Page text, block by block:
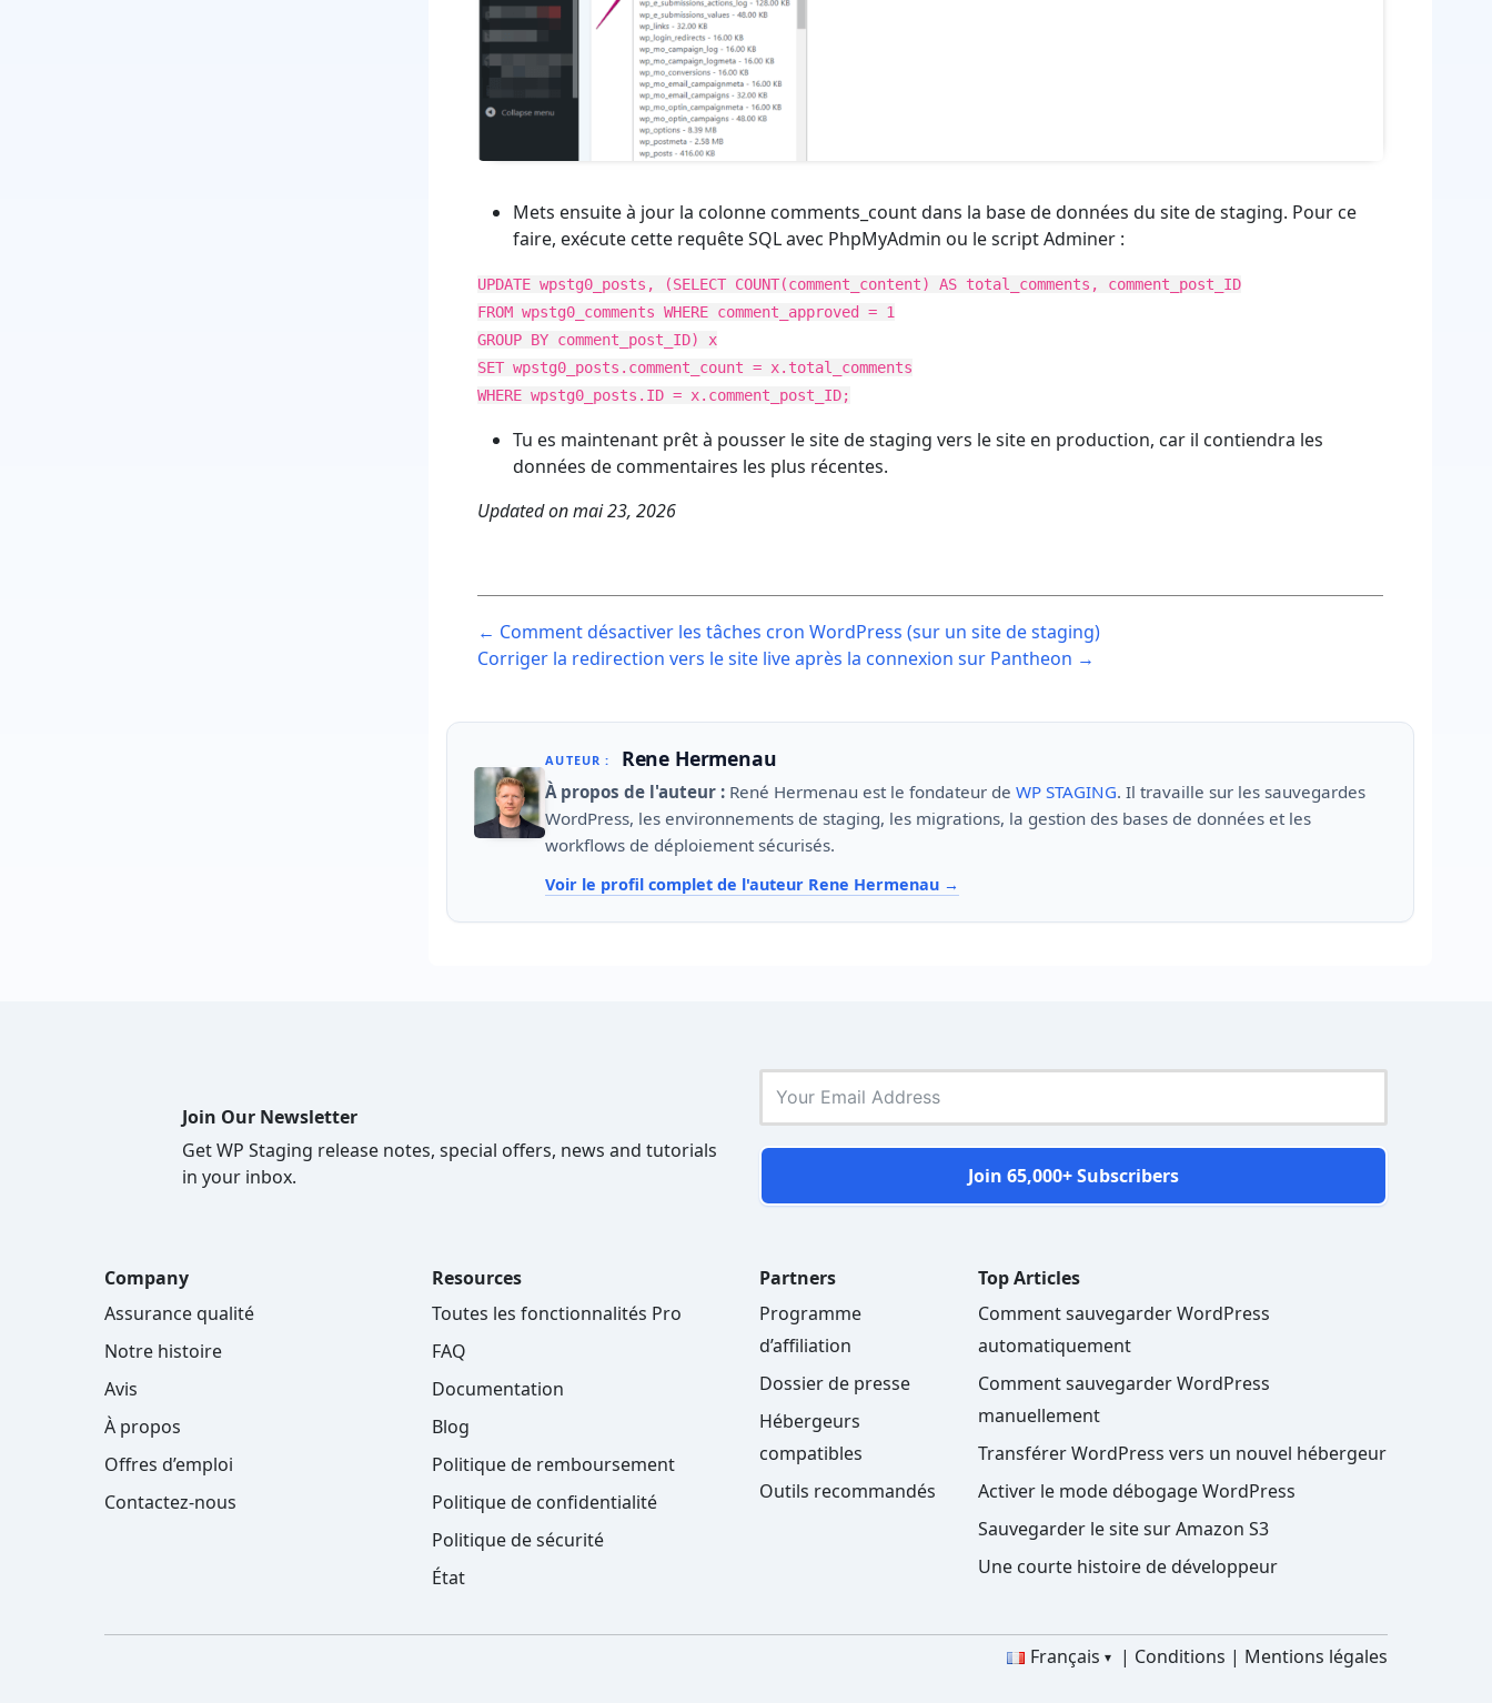
Mets ensuite à jour la colonne comments_count dans la base de données du site de staging. Pour ce
faire, exécute cette requête SQL avec PhpMyAdmin ou le script Adminer :
UPDATE wpstg0_posts, (SELECT COUNT(comment_content) AS total_comments, comment_post_ID
FROM wpstg0_comments WHERE comment_approved = 1
GROUP BY comment_post_ID) x
SET wpstg0_posts.comment_count = x.total_comments
WHERE wpstg0_posts.ID = x.comment_post_ID;
Tu es maintenant prêt à pousser le site de staging vers le site en production, car il contiendra les
données de commentaires les plus récentes.
Updated onmai 23, 2026
Post
navigation
← Comment désactiver les tâches cron WordPress (sur un site de staging)
Corriger la redirection vers le site live après la connexion sur Pantheon →
AUTEUR : Rene Hermenau
À propos de l'auteur : René Hermenau est le fondateur deWP STAGING. Il travaille sur les sauvegardes
WordPress, les environnements de staging, les migrations, la gestion des bases de données et les
workflows de déploiement sécurisés.
Voir le profil complet de l'auteur Rene Hermenau
Join Our Newsletter
Get WP Staging release notes, special offers, news and tutorials
in your inbox.
Join 65,000+ Subscribers
Company
Assurance qualité
Notre histoire
Avis
À propos
Offres d’emploi
Contactez-nous
Resources
Toutes les fonctionnalités Pro
FAQ
Documentation
Blog
Politique de remboursement
Politique de confidentialité
Politique de sécurité
État
Partners
Programme
d’affiliation
Dossier de presse
Hébergeurs
compatibles
Outils recommandés
Top Articles
Comment sauvegarder WordPress
automatiquement
Comment sauvegarder WordPress
manuellement
Transférer WordPress vers un nouvel hébergeur
Activer le mode débogage WordPress
Sauvegarder le site sur Amazon S3
Une courte histoire de développeur
Français Conditions Mentions légales